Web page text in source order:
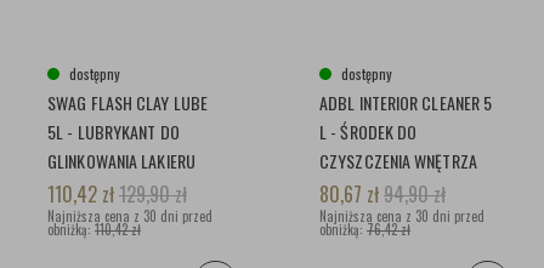
dostępny
SWAG FLASH CLAY LUBE
5L - LUBRYKANT DO
GLINKOWANIA LAKIERU
110,42 zł129,90zł
Najniższa cena z 30 dni przed
obniżką: 110,42 zł
dostępny
ADBL INTERIOR CLEANER 5
L - ŚRODEK DO
CZYSZCZENIA WNĘTRZA
80,67 zł94,90zł
Najniższa cena z 30 dni przed
obniżką: 76,42 zł